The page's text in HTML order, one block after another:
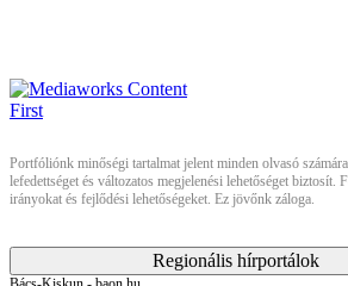
Portfóliónk minőségi tartalmat jelent minden olvasó
lefedettséget és változatos megjelenési lehetőséget biztosít.
irányokat és fejlődési lehetőségeket. Ez jövőnk záloga.
Regionális hírportálok